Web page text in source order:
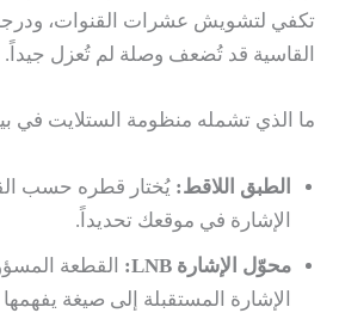
تكفي لتشويش عشرات القنوات،
القاسية قد تُضعف وصلة لم تُعزل جيداً.
ما الذي تشمله منظومة الستلايت في
الطبق اللاقط: يُختار قطره حسب
الإشارة في موقعك تحديداً.
محوّل الإشارة LNB:
القطعة
الإشارة المستقبلة إلى صيغة